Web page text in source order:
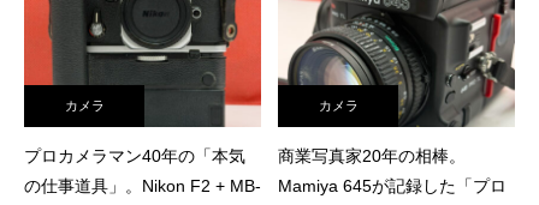
カメラ
プロカメラマン40年の「本気
の仕事道具」。Nikon F2 + MB-
カメラ
商業写真家20年の相棒。
Mamiya 645が記録した「プロ